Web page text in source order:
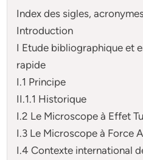
Index des sigles,
Introduction
I Etude bibliographique et
rapide
I.1 Principe
II.1.1 Historique
I.2 Le Microscope à Effet
I.3 Le Microscope à Force
I.4 Contexte international